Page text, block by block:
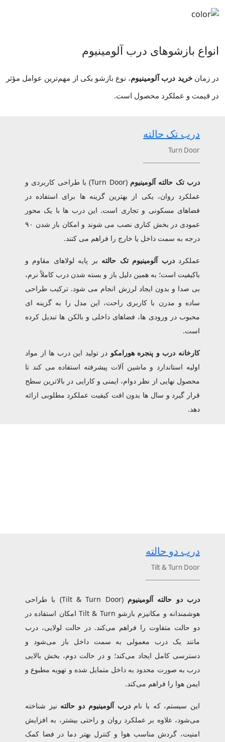
انواع بازشوهای درب آلومینیوم
در زمانخرید درب آلومینیوم، نوع بازشو یکی از مهم‌ترین عوامل مؤثر
در قیمت و عملکرد محصول است.
درب تک حالته
Turn Door
درب تک حالته آلومینیوم
(Turn Door) با طراحی کاربردی و
عملکرد روان، یکی از بهترین گزینه‌ ها برای استفاده در
فضاهای مسکونی و تجاری است. این درب ‌ها با یک محور
عمودی در بخش کناری نصب می ‌شوند و امکان باز شدن ۹۰
درجه به سمت داخل یا خارج را فراهم می‌ کنند.
عملکرددرب آلومینیوم تک حالته بر پایه لولاهای مقاوم و
باکیفیت است؛ به همین دلیل باز و بسته شدن درب کاملاً نرم،
بی ‌صدا و بدون ایجاد لرزش انجام می‌ شود. ترکیب طراحی
ساده و مدرن با کاربری راحت، این مدل را به گزینه ‌ای
محبوب در ورودی‌ ها، فضاهای داخلی و بالکن‌ ها تبدیل کرده
است.
کارخانه درب و پنجره هورامکو در تولید این درب ‌ها از مواد
اولیه استاندارد و ماشین‌ آلات پیشرفته استفاده می کند تا
محصول نهایی از نظر دوام، ایمنی و کارایی در بالاترین سطح
قرار گیرد و سال ‌ها بدون افت کیفیت عملکرد مطلوبی ارائه
دهد.
درب دو حالته
Tilt & Turn Door
درب دو حالته آلومینیوم
(Tilt & Turn Door) با طراحی
هوشمندانه و مکانیزم بازشو Tilt & Turn امکان استفاده در
دو حالت متفاوت را فراهم می‌کند. در حالت لولایی، درب
مانند یک درب معمولی به سمت داخل باز می‌شود و
دسترسی کامل ایجاد می‌کند؛ و در حالت دوم، بخش بالایی
درب به صورت محدود به داخل متمایل شده و تهویه مطبوع و
ایمن هوا را فراهم می‌کند.
این سیستم، که با نامدرب آلومینیوم دو حالته نیز شناخته
می‌شود، علاوه بر عملکرد روان و راحتی بیشتر، به افزایش
امنیت، گردش مناسب هوا و کنترل بهتر دما در فضا کمک